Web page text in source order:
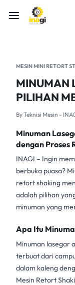
MESIN MINI RETORT
MINUMAN
PILIHAN
ByTeknisi Mesin -
Minuman
dengan Proses
INAGI – Ingin
berbuka puasa?
retort shaking
adalah pilihan
minuman yang
Apa Itu
Minuman lasegar
terbuat dari
dalam kaleng
Mesin Retort